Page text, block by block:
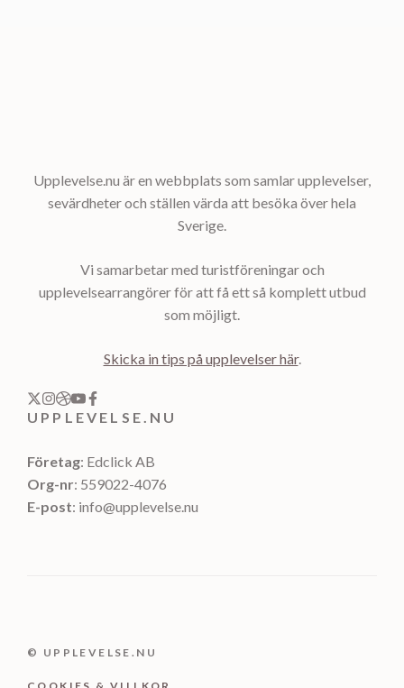
Upplevelse.nu är en webbplats som samlar upplevelser,
sevärdheter och ställen värda att besöka över hela
Sverige.
Vi samarbetar med turistföreningar och
upplevelsearrangörer för att få ett så komplett utbud
som möjligt.
Skicka in tips på upplevelser här.
UPPLEVELSE.NU
Företag: Edclick AB
Org-nr: 559022-4076
E-post: info@upplevelse.nu
© UPPLEVELSE.NU